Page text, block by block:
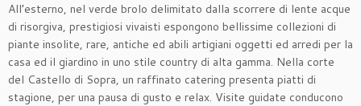
All’esterno, nel verde brolo delimitato dalla scorrere di lente acque
di risorgiva, prestigiosi vivaisti espongono bellissime collezioni di
piante insolite, rare, antiche ed abili artigiani oggetti ed arredi per la
casa ed il giardino in uno stile country di alta gamma. Nella corte
del Castello di Sopra, un raffinato catering presenta piatti di
stagione, per una pausa di gusto e relax. Visite guidate conducono